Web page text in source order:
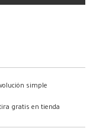
simple
gratis en tienda